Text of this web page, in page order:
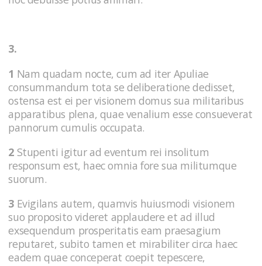
3.
1 Nam quadam nocte, cum ad iter Apuliae
consummandum tota se deliberatione dedisset,
ostensa est ei per visionem domus sua militaribus
apparatibus plena, quae venalium esse consueverat
pannorum cumulis occupata.
2 Stupenti igitur ad eventum rei insolitum
responsum est, haec omnia fore sua militumque
suorum.
3 Evigilans autem, quamvis huiusmodi visionem
suo proposito videret applaudere et ad illud
exsequendum prosperitatis eam praesagium
reputaret, subito tamen et mirabiliter circa haec
eadem quae conceperat coepit tepescere,